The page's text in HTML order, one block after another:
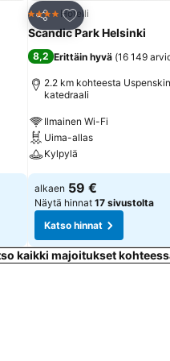
Jaa
Lisää suosikkeihin
4 Tähtiluokitus
Hotelli
Scandic Park Helsinki
8,2 Erittäin hyvä (16 149
2.2 km kohteesta Uspenskin
katedraali
Ilmainen Wi-Fi
Uima-allas
Kylpylä
alkaen 59 €
Näytä hinnat 17 sivustolta
Katso hinnat
kaikki majoitukset